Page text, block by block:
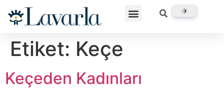
Etiket: Keçe
Keçeden Kadınları